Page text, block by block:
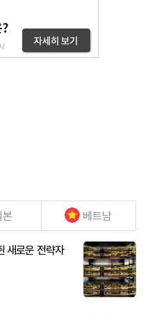
본 베트남
새로운 전략자